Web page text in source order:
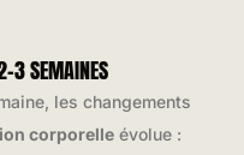
3 SEMAINES
les changements
corporelle évolue :